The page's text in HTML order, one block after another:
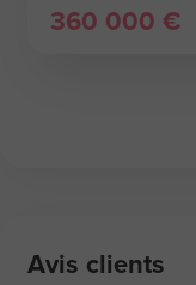
360 000 €
Avis clients